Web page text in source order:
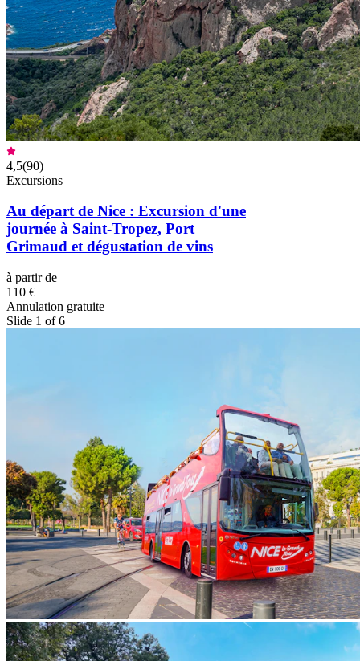
4,5(90)
Excursions
Au départ de Nice : Excursion d'une
journée à Saint-Tropez, Port
Grimaud et dégustation de vins
à partir de
110 €
Annulation gratuite
Slide 1 of 6